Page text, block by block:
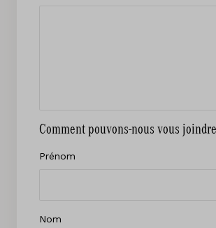
Comment pouvons-nous vous
Prénom
Nom